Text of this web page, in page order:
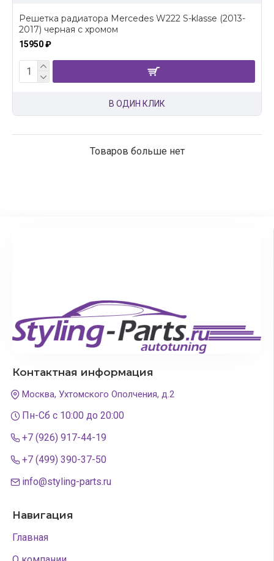
Решетка радиатора Mercedes W222 S-klasse (2013-
2017) черная с хромом
15950 ₽
В ОДИН КЛИК
Товаров больше нет
Контактная информация
Москва, Ухтомского Ополчения, д.2
Пн-Сб с 10:00 до 20:00
+7 (926) 917-44-19
+7 (499) 390-37-50
info@styling-parts.ru
Навигация
Главная